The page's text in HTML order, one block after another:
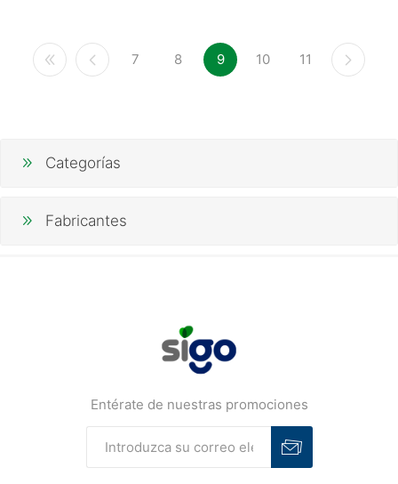
7 8 9 10 11
Categorías
Fabricantes
Entérate de nuestras promociones